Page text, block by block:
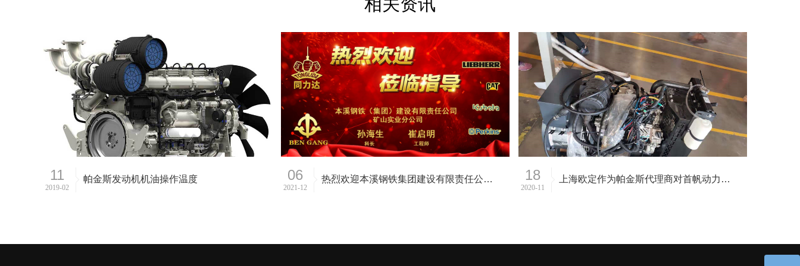
帕金斯发动机机油操作温度
11
2019-02
热烈欢迎本溪钢铁集团建设有限责任公司矿山实业分公司 一行莅临我司参观指导
06
2021-12
上海欧定作为帕金斯代理商对首帆动力科技江苏有限公司发动机进行维保
18
2020-11